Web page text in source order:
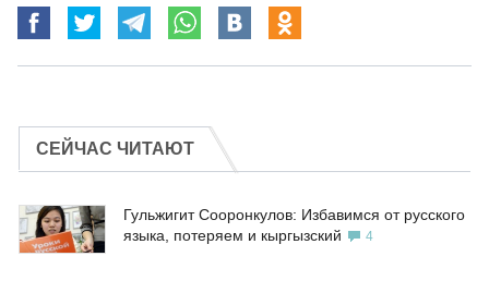
СЕЙЧАС ЧИТАЮТ
Гульжигит Сооронкулов: Избавимся от русского
языка, потеряем и кыргызский
4